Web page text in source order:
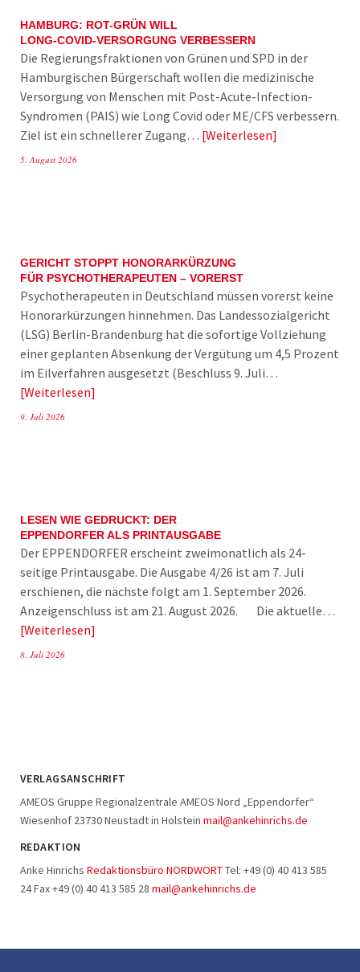
HAMBURG: ROT-GRÜN WILL
LONG-COVID-VERSORGUNG VERBESSERN
Die Regierungsfraktionen von Grünen und SPD in der
Hamburgischen Bürgerschaft wollen die medizinische
Versorgung von Menschen mit Post-Acute-Infection-
Syndromen (PAIS) wie Long Covid oder ME/CFS verbessern.
Ziel ist ein schnellerer Zugang… Weiterlesen
5. August 2026
GERICHT STOPPT HONORARKÜRZUNG
FÜR PSYCHOTHERAPEUTEN – VORERST
Psychotherapeuten in Deutschland müssen vorerst keine
Honorarkürzungen hinnehmen. Das Landessozialgericht
(LSG) Berlin-Brandenburg hat die sofortige Vollziehung
einer geplanten Absenkung der Vergütung um 4,5 Prozent
im Eilverfahren ausgesetzt (Beschluss 9. Juli…
Weiterlesen
9. Juli 2026
LESEN WIE GEDRUCKT: DER
EPPENDORFER ALS PRINTAUSGABE
Der EPPENDORFER erscheint zweimonatlich als 24-
seitige Printausgabe. Die Ausgabe 4/26 ist am 7. Juli
erschienen, die nächste folgt am 1. September 2026.
Anzeigenschluss ist am 21. August 2026. Die aktuelle…
Weiterlesen
8. Juli 2026
VERLAGSANSCHRIFT
AMEOS Gruppe Regionalzentrale AMEOS Nord „Eppendorfer“
Wiesenhof 23730 Neustadt in Holstein mail@ankehinrichs.de
REDAKTION
Anke Hinrichs Redaktionsbüro NORDWORTTel: +49 (0) 40 413 585
24 Fax +49 (0) 40 413 585 28 mail@ankehinrichs.de